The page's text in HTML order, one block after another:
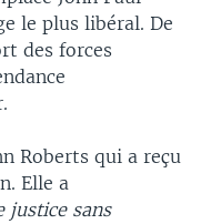
le plus libéral. De
des forces
Roberts qui a reçu
Elle a
justice sans